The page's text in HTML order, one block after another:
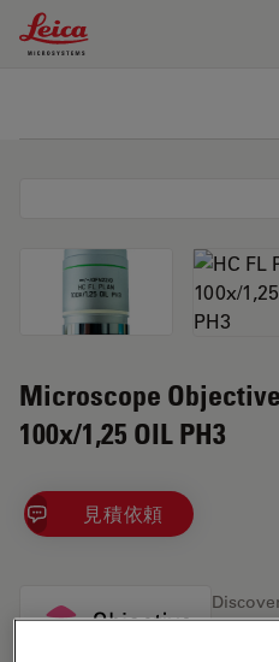
Leica Microsystems Logo
Microscope Objective
100x/1,25 OIL PH3
見積依頼
our